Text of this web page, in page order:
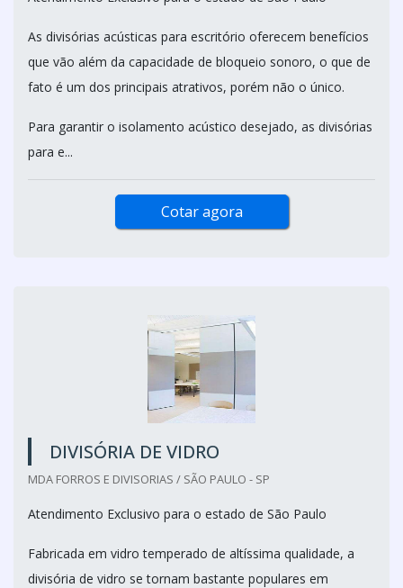
As divisórias acústicas para escritório oferecem benefícios
que vão além da capacidade de bloqueio sonoro, o que de
fato é um dos principais atrativos, porém não o único.
Para garantir o isolamento acústico desejado, as divisórias
para e...
Cotar agora
DIVISÓRIA DE VIDRO
MDA FORROS E DIVISORIAS / SÃO PAULO - SP
Atendimento Exclusivo para o estado de São Paulo
Fabricada em vidro temperado de altíssima qualidade, a
divisória de vidro se tornam bastante populares em